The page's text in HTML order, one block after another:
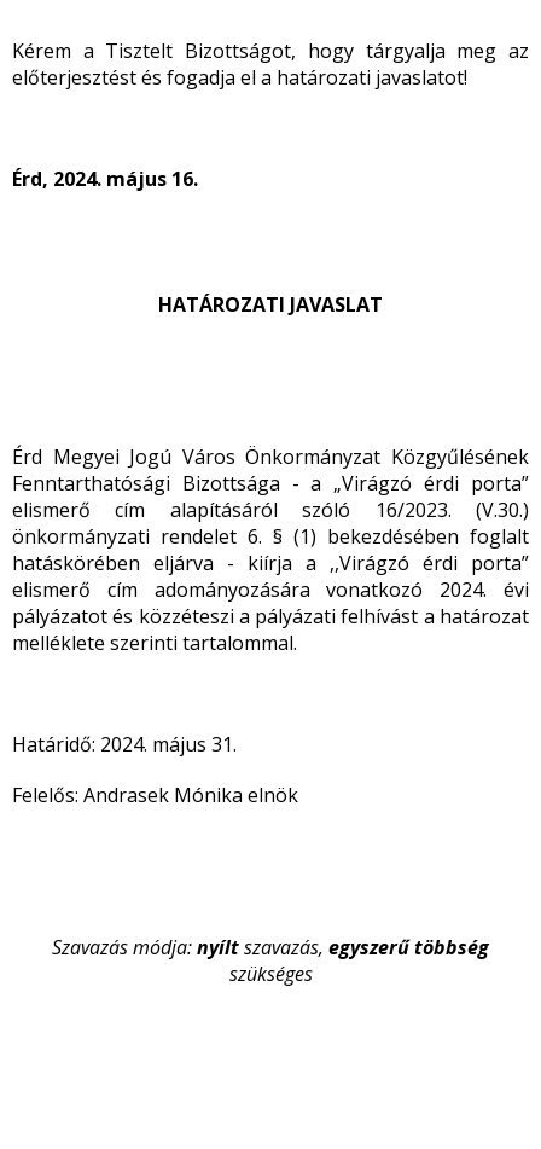
Kérem a Tisztelt Bizottságot, hogy tárgyalja meg az
előterjesztést és fogadja el a határozati javaslatot!
Érd, 2024. május 16.
HATÁROZATI JAVASLAT
Érd Megyei Jogú Város Önkormányzat Közgyűlésének
Fenntarthatósági Bizottsága - a „Virágzó érdi porta”
elismerő cím alapításáról szóló 16/2023. (V.30.)
önkormányzati rendelet 6. § (1) bekezdésében foglalt
hatáskörében eljárva - kiírja a ,,Virágzó érdi porta”
elismerő cím adományozására vonatkozó 2024. évi
pályázatot és közzéteszi a pályázati felhívást a határozat
melléklete szerinti tartalommal.
Határidő: 2024. május 31.
Felelős: Andrasek Mónika elnök
Szavazás módja:nyíltszavazás, egyszerűtöbbség
szükséges